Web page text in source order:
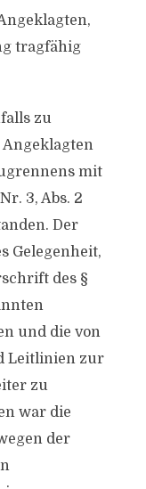
tragfähig
zu
mit
3, Abs. 2
Der
Gelegenheit,
des §
und die von
Leitlinien zur
zu
war die
der